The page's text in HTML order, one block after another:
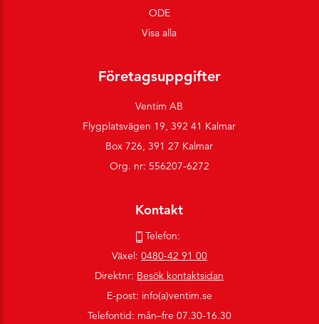
ODE
Visa alla
Företagsuppgifter
Ventim AB
Flygplatsvägen 19, 392 41 Kalmar
Box 726, 391 27 Kalmar
Org. nr: 556207-6272
Kontakt
Telefon:
Växel: 0480-42 91 00
Direktnr: Besök kontaktsidan
E-post: info(a)ventim.se
Telefontid: mån–fre 07.30-16.30